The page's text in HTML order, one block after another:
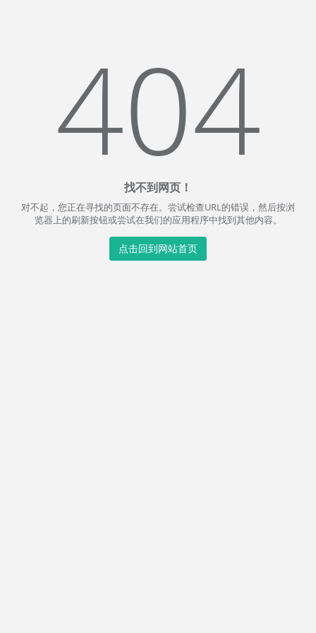
404
找不到网页！
对不起，您正在寻找的页面不存在。尝试检查URL的错误，然后按浏
览器上的刷新按钮或尝试在我们的应用程序中找到其他内容。
点击回到网站首页